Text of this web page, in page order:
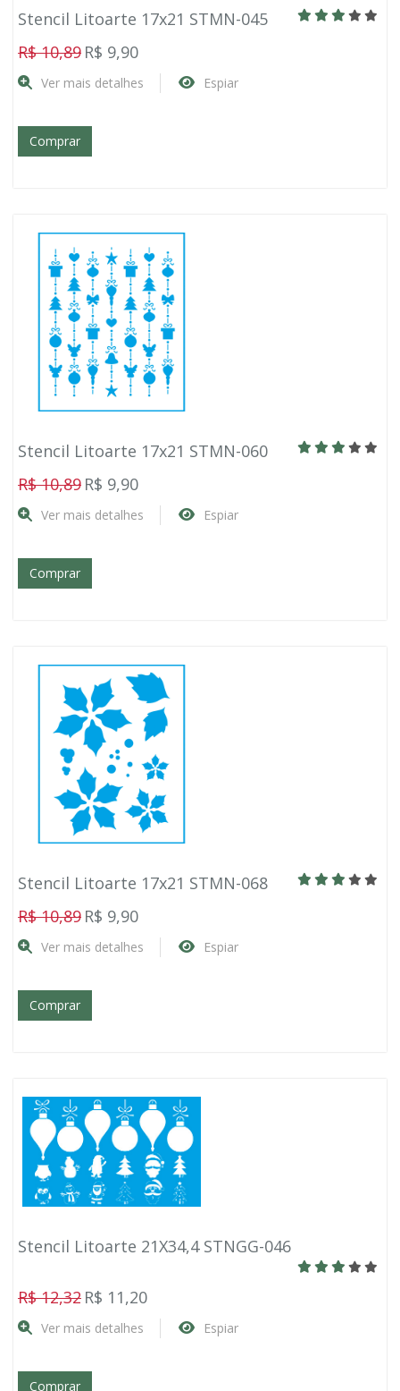
Stencil Litoarte 17x21 STMN-045
R$ 10,89 R$ 9,90
Ver mais detalhes Espiar
Comprar
Stencil Litoarte 17x21 STMN-060
R$ 10,89 R$ 9,90
Ver mais detalhes Espiar
Comprar
Stencil Litoarte 17x21 STMN-068
R$ 10,89 R$ 9,90
Ver mais detalhes Espiar
Comprar
Stencil Litoarte 21X34,4 STNGG-046
R$ 12,32 R$ 11,20
Ver mais detalhes Espiar
Comprar